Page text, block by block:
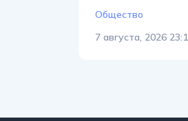
Общество
7 августа, 2026